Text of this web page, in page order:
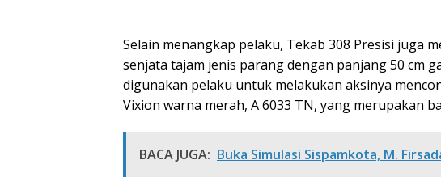
Selain menangkap pelaku, Tekab 308 Presisi juga
senjata tajam jenis parang dengan panjang 50 cm
digunakan pelaku untuk melakukan aksinya
Vixion warna merah, A 6033 TN, yang merupakan
BACA JUGA: Buka Simulasi Sispamkota, M.